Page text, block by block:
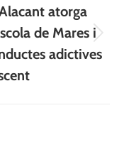
atorga
de Mares i
adictives